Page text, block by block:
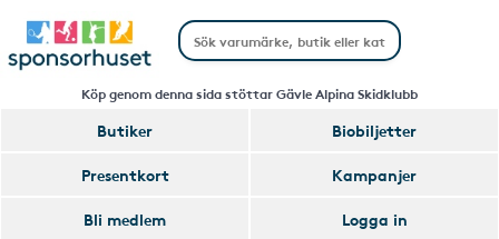
Köp genom denna sida stöttar Gävle Alpina Skidklubb
Butiker
Biobiljetter
Presentkort
Kampanjer
Bli medlem
Logga in